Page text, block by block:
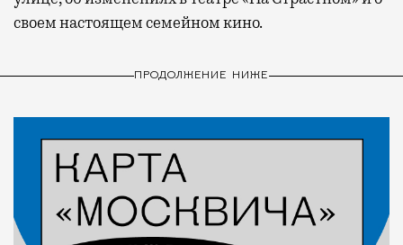
своем настоящем семейном кино.
ПРОДОЛЖЕНИЕ НИЖЕ